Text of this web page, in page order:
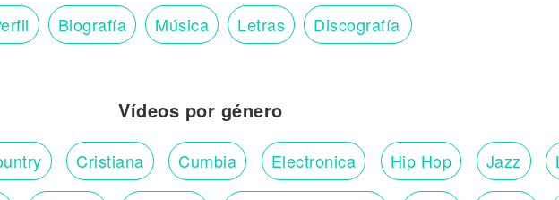
Biografía Música Letras Discografía
Vídeos por género
Cristiana Cumbia Electronica Hip Hop Jazz